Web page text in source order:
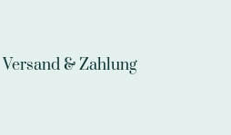
Versand & Zahlung